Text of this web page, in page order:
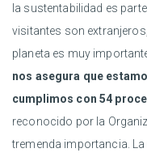
la sustentabilidad es
visitantes son
planeta es muy
nos asegura que
cumplimos con 54
reconocido por la
tremenda importancia.